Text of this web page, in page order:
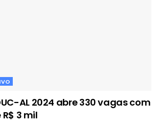
AL 2024 abre 330 vagas com
3 mil